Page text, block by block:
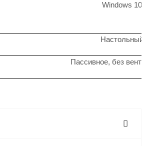
Windows 10
Настольный
Пассивное, без